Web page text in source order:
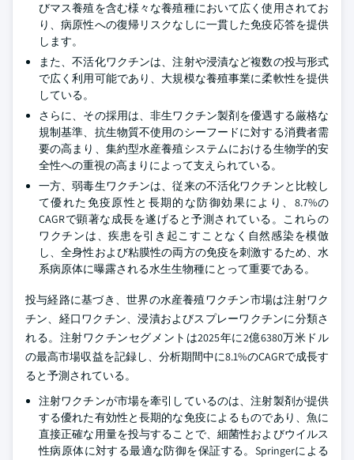
びマス養殖を含む様々な養殖種において広く使用されてお
り、病原性への復帰リスクなしに一貫した免疫応答を提供
します。
また、不活化ワクチンは、注射や浸漬など複数の投与形式
で広く利用可能であり、大規模な養殖事業に柔軟性を提供
している。
さらに、その採用は、非生ワクチン製剤を優遇する厳格な
規制基準、抗生物質不使用のシーフードに対する消費者需
要の高まり、集約型水産養殖システムにおける生物学的安
全性への重視の高まりによって支えられている。
一方、弱毒生ワクチンは、従来の不活化ワクチンと比較し
て優れた免疫原性と長期的な防御効果により、8.7%の
CAGRで顕著な成長を遂げると予測されている。これらの
ワクチンは、疾患を引き起こすことなく自然感染を模倣
し、全身性および粘膜性の両方の免疫を刺激するため、水
系病原体に曝露される水生生物種にとって重要である。
投与経路に基づき、世界の水産養殖ワクチン市場は注射ワク
チン、経口ワクチン、浸漬およびスプレーワクチンに分類さ
れる。注射ワクチンセグメントは2025年に2億6380万米ドル
の最高市場収益を記録し、分析期間中に8.1%のCAGRで成長す
ると予測されている。
注射ワクチンが市場を牽引しているのは、注射製剤が提供
する優れた有効性と長期的な免疫によるものであり、魚に
直接正確な用量を投与することで、細菌性およびウイルス
性病原体に対する最適な防御を保証する。Springerによる